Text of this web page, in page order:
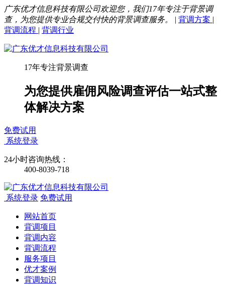
广东优才信息科技有限公司欢迎您，我们17年专注于背景调
查，为您提供专业合规交付快的背景调查服务。
| 背调方案 |
背调流程 | 背调行业
17年专注背景调查
为您提供雇佣风险调查评估一站式整
体解决方案
免费试用
系统登录
24小时咨询热线：
400-8039-718
系统登录 免费试用
网站首页
背调项目
背调内容
背调流程
服务项目
优才案例
背调知识